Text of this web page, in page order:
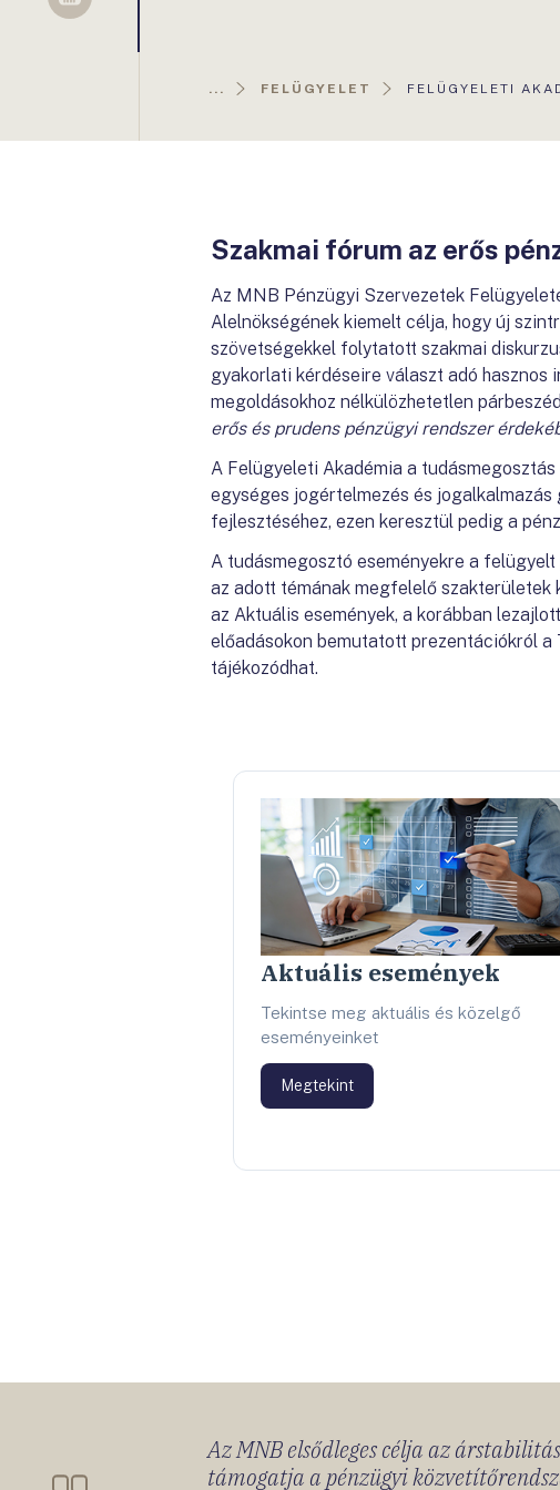
Sellsy
... FELÜGYELET
AKTUÁLIS
FELÜGYELETI
Szakmai fórum az erős
Az MNB Pénzügyi Szervezetek
Alelnökségének kiemelt célja, hogy új
szövetségekkel folytatott szakmai
gyakorlati kérdéseire választ adó
megoldásokhoz nélkülözhetetlen
erős és prudens pénzügyi rendszer
A Felügyeleti Akadémia a
egységes jogértelmezés és
fejlesztéséhez, ezen keresztül pedig a
A tudásmegosztó eseményekre a
az adott témának megfelelő
az Aktuális események, a korábban
előadásokon bemutatott prezentációkról
tájékozódhat.
Aktuális események
Tekintse meg aktuális és közelgő
eseményeinket
Megtekint
Az MNB elsődleges célja az
támogatja a pénzügyi